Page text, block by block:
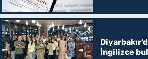
İngilizce